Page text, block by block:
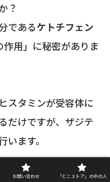
？
であるケトチフェン
作用」に秘密がありま
スタミンが受容体に
だけですが、ザジテ
ます。
起きているかゆみや鼻
お問い合わせ 「どこストア」の中の人